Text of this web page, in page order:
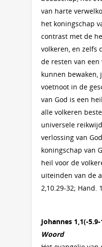
van harte
het koningschap
contrast met de
volkeren, en zelfs
de resten van een
kunnen bewaken,
voetnoot in de
van God is een
alle volkeren
universele
verlossing van
koningschap van
heil voor de
uiteinden van de
2,10.29-32; Hand.
Johannes 1,1(-
Woord